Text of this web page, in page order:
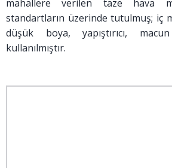
mahallere verilen taze hava
standartların üzerinde tutulmuş; iç
düşük boya, yapıştırıcı,
kullanılmıştır.